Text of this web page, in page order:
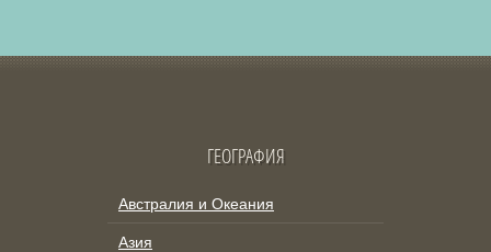
ГЕОГРАФИЯ
Австралия и Океания
Азия